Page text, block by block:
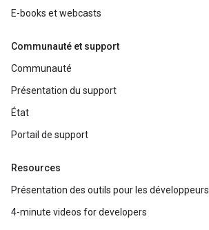
E-books et webcasts
Communauté et support
Communauté
Présentation du support
État
Portail de support
Resources
Présentation des outils pour les développeurs
4-minute videos for developers